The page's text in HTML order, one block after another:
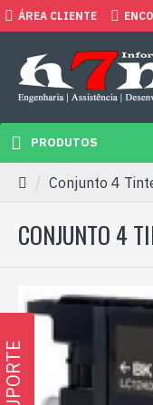
SUPORTE
ÁREA CLIENTE
PRODUTOS
Conjunto 4
CONJUNTO 4